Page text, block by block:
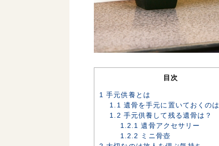
目次
1 手元供養とは
1.1 遺骨を手元に置いておくの
1.2 手元供養して残る遺骨は？
1.2.1 遺骨アクセサリー
1.2.2
ミニ骨壺